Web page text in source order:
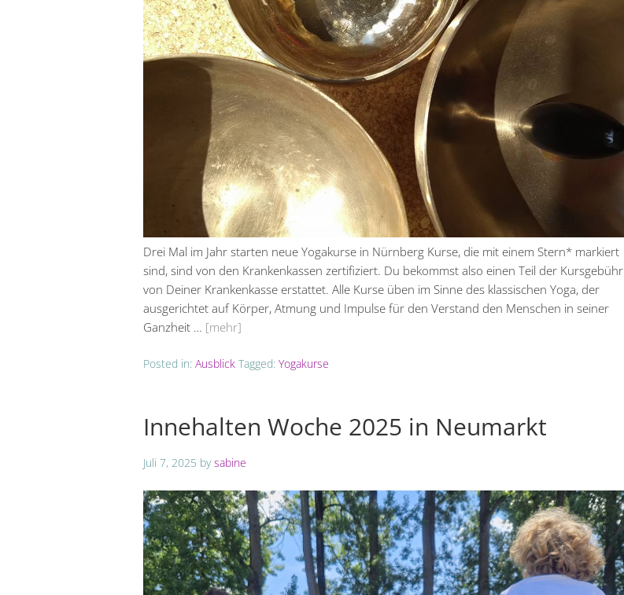
Drei Mal im Jahr starten neue Yogakurse in Nürnberg Kurse, die mit einem Stern* markiert
sind, sind von den Krankenkassen zertifiziert. Du bekommst also einen Teil der Kursgebühr
von Deiner Krankenkasse erstattet. Alle Kurse üben im Sinne des klassischen Yoga, der
ausgerichtet auf Körper, Atmung und Impulse für den Verstand den Menschen in seiner
Ganzheit … [mehr]
Posted in: Ausblick Tagged: Yogakurse
Innehalten Woche 2025 in Neumarkt
Juli 7, 2025 bysabine